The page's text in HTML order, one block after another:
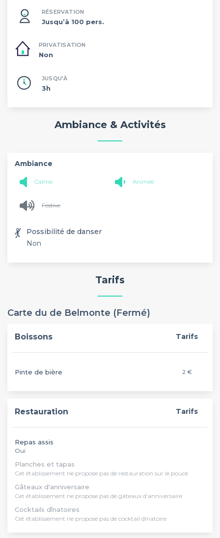
RÉSERVATION
Jusqu’à 100 pers.
PRIVATISATION
Non
JUSQU'À
3h
Ambiance & Activités
Ambiance
Calme Animée
Festive
💃
Possibilité de danser
Non
Tarifs
Carte du de Belmonte (Fermé)
Boissons Tarifs
Pinte de bière 2 €
Restauration Tarifs
Repas assis
Oui
Planches et tapas
Cet établissement ne propose pas de restauration sur le pouce
Gâteaux d'anniversaire
Cet établissement ne propose pas de gâteaux d'anniversaire
Cocktails dînatoires
Cet établissement ne propose pas de cocktail dînatoire